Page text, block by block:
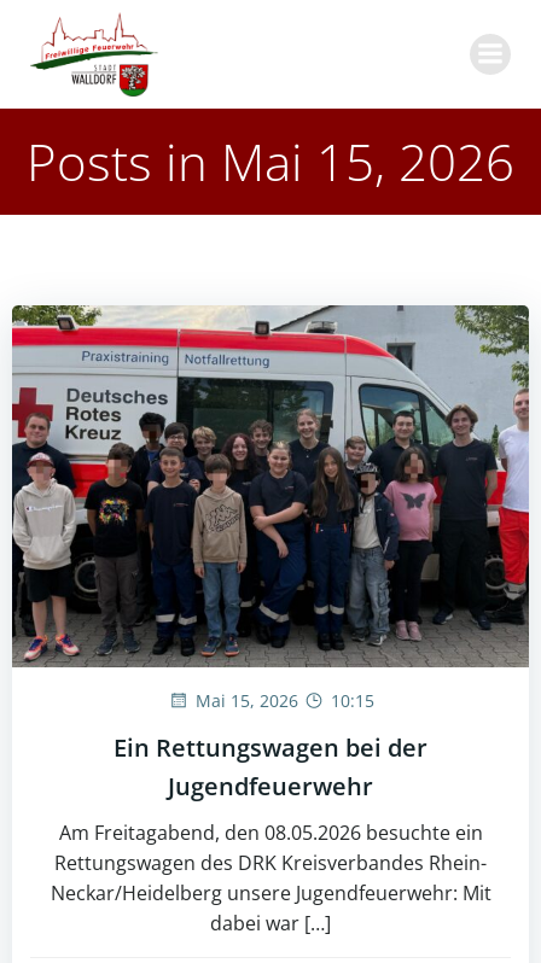
Posts in Mai 15, 2026
Mai 15, 2026 10:15
Ein Rettungswagen bei der
Jugendfeuerwehr
Am Freitagabend, den 08.05.2026 besuchte ein
Rettungswagen des DRK Kreisverbandes Rhein-
Neckar/Heidelberg unsere Jugendfeuerwehr: Mit
dabei war […]